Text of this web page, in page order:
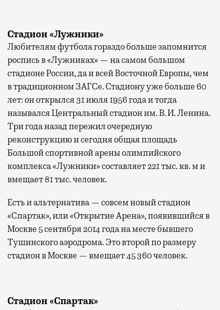
Стадион «Лужники»
Любителям футбола гораздо больше запомнится
роспись в «Лужниках» — на самом большом
стадионе России, да и всей Восточной Европы, чем
в традиционном ЗАГСе. Стадиону уже больше 60
лет: он открылся 31 июля 1956 года и тогда
назывался Центральный стадион им. В. И. Ленина.
Три года назад пережил очередную
реконструкцию и сегодня общая площадь
Большой спортивной арены олимпийского
комплекса «Лужники» составляет 221 тыс. кв. м и
вмещает 81 тыс. человек.
Есть и альтернатива — совсем новый стадион
«Спартак», или «Открытие Арена», появившийся в
Москве 5 сентября 2014 года на месте бывшего
Тушинского аэродрома. Это второй по размеру
стадион в Москве — вмещает 45 360 человек.
Стадион «Спартак»